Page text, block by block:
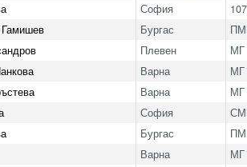
София
Гамишев Бургас
Плевен МГ
Варна МГ
Варна МГ
София
Бургас
Варна МГ